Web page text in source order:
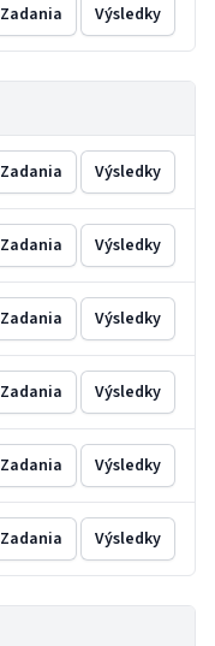
Zadania Výsledky
Zadania Výsledky
Zadania Výsledky
Zadania Výsledky
Zadania Výsledky
Zadania Výsledky
Zadania Výsledky